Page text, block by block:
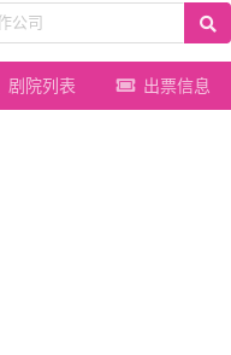
剧院列表 出票信息